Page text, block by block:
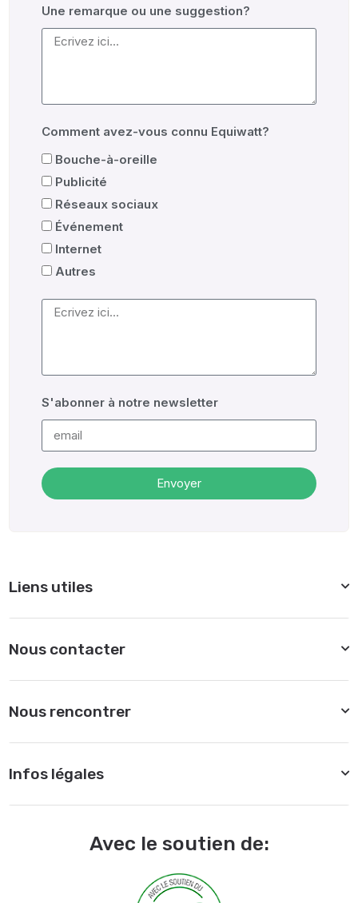
Une remarque ou une suggestion?
Comment avez-vous connu Equiwatt?
Bouche-à-oreille
Publicité
Réseaux sociaux
Événement
Internet
Autres
S'abonner à notre newsletter
Envoyer
Liens utiles
Nous contacter
Nous rencontrer
Infos légales
Avec le soutien de: